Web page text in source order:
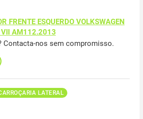
FRENTE ESQUERDO VOLKSWAGEN
VII AM112.2013
Contacta-nos sem compromisso.
LATERAL